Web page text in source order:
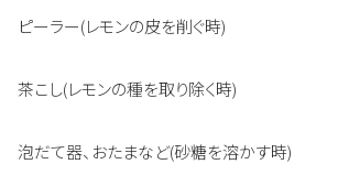
ピーラー(レモンの皮を削ぐ時)
茶こし(レモンの種を取り除く時)
泡だて器、おたまなど(砂糖を溶かす時)